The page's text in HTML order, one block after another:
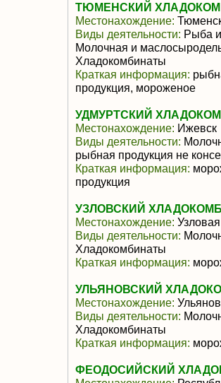
ТЮМЕНСКИЙ
Местонахождение:
Виды деятельности: Рыба
Молочная и
Хладокомбинаты
Краткая информация:
продукция, мороженое
УДМУРТСКИЙ
Местонахождение: Ижевск
Виды деятельности:
рыбная продукция не
Краткая информация:
продукция
УЗЛОВСКИЙ
Местонахождение: Узловая
Виды деятельности:
Хладокомбинаты
Краткая информация:
УЛЬЯНОВСКИЙ
Местонахождение:
Виды деятельности:
Хладокомбинаты
Краткая информация:
ФЕОДОСИЙСКИЙ